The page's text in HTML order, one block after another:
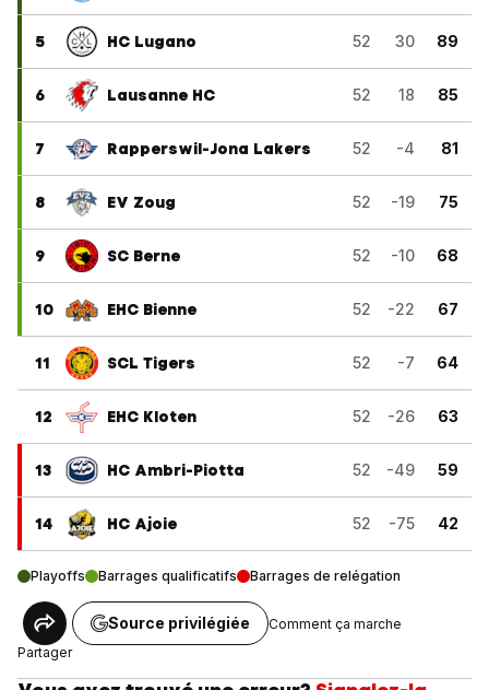
5 HC Lugano 52 30 89
6 Lausanne HC 52 18 85
7 Rapperswil-Jona Lakers 52 -4 81
8 EV Zoug 52 -19 75
9 SC Berne 52 -10 68
10 EHC Bienne 52 -22 67
11 SCL Tigers 52 -7 64
12 EHC Kloten 52 -26 63
13 HC Ambri-Piotta 52 -49 59
14 HC Ajoie 52 -75 42
Playoffs Barrages qualificatifs Barrages de relégation
Partager
Source privilégiée Comment ça marche